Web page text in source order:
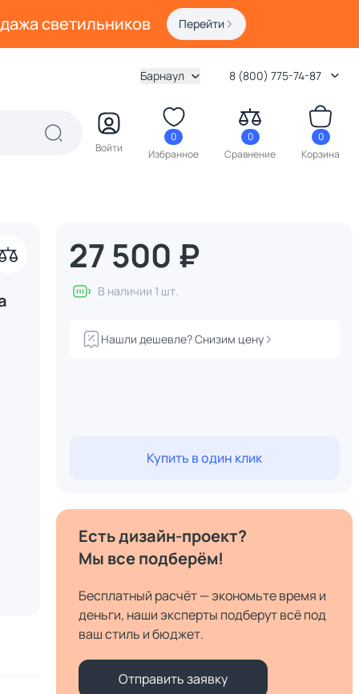
светильников Перейти
Барнаул 8 (800) 775-74-87
Войти
0
Избранное
0
Сравнение
0
Корзина
27 500 ₽
В наличии 1 шт.
Нашли дешевле? Снизим цену
Купить в один клик
Есть дизайн-проект?
Мы все подберём!
Бесплатный расчёт — экономьте время и
деньги, наши эксперты подберут всё под
ваш стиль и бюджет.
Отправить заявку